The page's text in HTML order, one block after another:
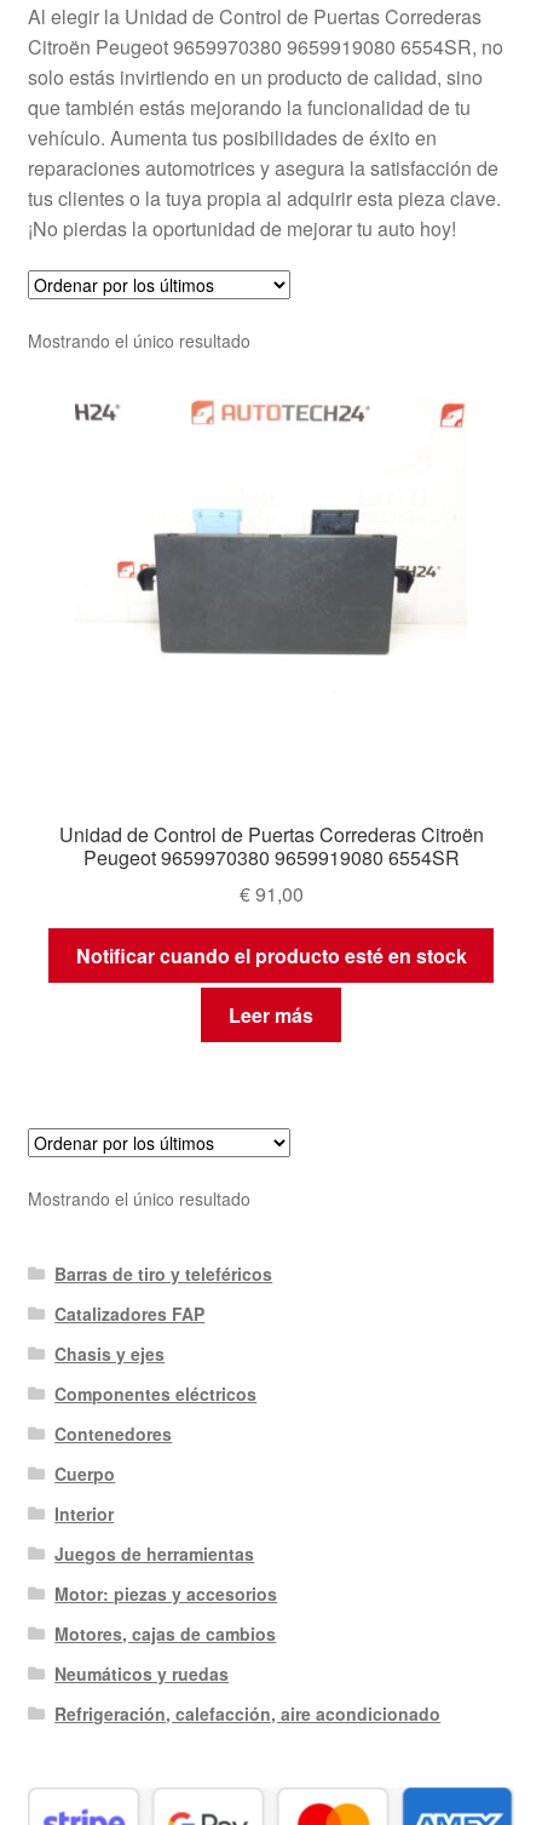
Términos y Condiciones
Transporte
Al elegir la Unidad de Control de Puertas Correderas
Citroën Peugeot 9659970380 9659919080 6554SR, no
solo estás invirtiendo en un producto de calidad, sino
que también estás mejorando la funcionalidad de tu
vehículo. Aumenta tus posibilidades de éxito en
reparaciones automotrices y asegura la satisfacción de
tus clientes o la tuya propia al adquirir esta pieza clave.
¡No pierdas la oportunidad de mejorar tu auto hoy!
Mostrando el único resultado
Unidad de Control de Puertas Correderas Citroën
Peugeot 9659970380 9659919080 6554SR
€91,00
Notificar cuando el producto esté en stock
Leer más
Mostrando el único resultado
Barras de tiro y teleféricos
Catalizadores FAP
Chasis y ejes
Componentes eléctricos
Contenedores
Cuerpo
Interior
Juegos de herramientas
Motor: piezas y accesorios
Motores, cajas de cambios
Neumáticos y ruedas
Refrigeración, calefacción, aire acondicionado